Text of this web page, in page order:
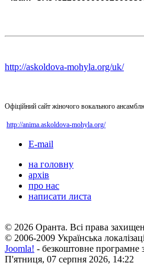
http://askoldova-mohyla.org/uk/
Офіційний сайт жіночого вокального
http://anima.askoldova-mohyla.org/
E-mail
на головну
архів
про нас
написати листа
© 2026 Оранта. Всі права
© 2006-2009 Українська
Joomla! - безкоштовне програмне
П'ятниця, 07 серпня 2026, 14:22